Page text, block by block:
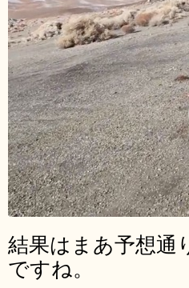
結果はまあ予想通
ですね。